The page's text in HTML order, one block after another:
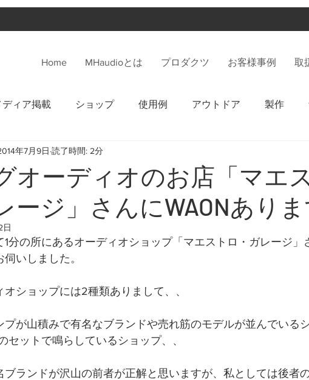
Home MHaudioとは プロダクツ お客様事例 取
ディア掲載 ショップ 使用例 アウトドア 製作
オーディオのお店「マエ
ージ」さんにWAONあり
年7月9日 読了時間: 2分
日
1分の所にあるオーディオショップ「マエストロ・ガレージ」
いしました。
ショップには2種類ありまして、、
プが山積みで有名なブランドや売れ筋のモデルが並んでいる
セットで鳴らしているショップ、、
ブランドが沢山の前者が正解と思いますが、私としては後者